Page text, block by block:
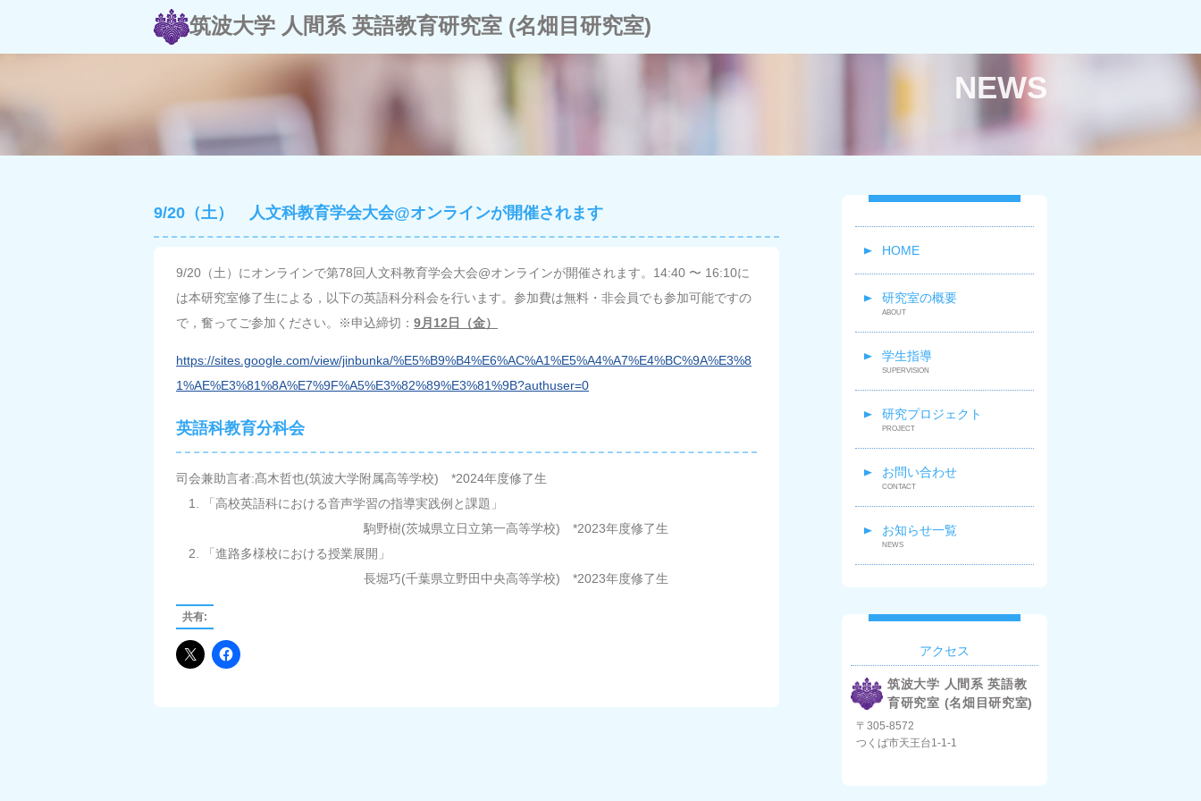
筑波大学 人間系 英語教育研究室 (名畑目研究室)
NEWS
HOME
研究室の概要
学生指導
研究プロジェクト
お問い合わせ
お知らせ一覧
アクセス
筑波大学 人間系 英語教
育研究室 (名畑目研究室)
〒305-8572
つくば市天王台1-1-1
9/20（土） 人文科教育学会大会@オンラインが開催されます
9/20（土）にオンラインで第78回人文科教育学会大会@オンラインが開催されます。14:40 〜 16:10に
は本研究室修了生による，以下の英語科分科会を行います。参加費は無料・非会員でも参加可能ですの
で，奮ってご参加ください。※申込締切： 9月12日（金）
https://sites.google.com/view/jinbunka/%E5%B9%B4%E6%AC%A1%E5%A4%A7%E4%BC%9A%E3%8
1%AE%E3%81%8A%E7%9F%A5%E3%82%89%E3%81%9B?authuser=0
英語科教育分科会
司会兼助言者:髙木哲也(筑波大学附属高等学校) *2024年度修了生
1. 「高校英語科における音声学習の指導実践例と課題」
駒野樹(茨城県立日立第一高等学校) *2023年度修了生
2. 「進路多様校における授業展開」
長堀巧(千葉県立野田中央高等学校) *2023年度修了生
共有: